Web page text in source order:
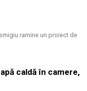
ramine un proiect de
caldă în camere,